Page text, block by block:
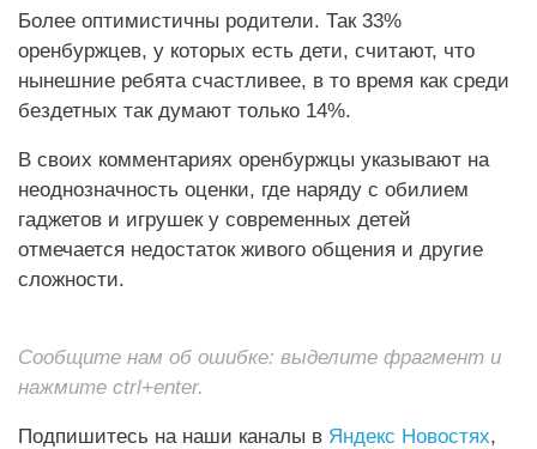
Более оптимистичны родители. Так 33%
оренбуржцев, у которых есть дети, считают, что
нынешние ребята счастливее, в то время как среди
бездетных так думают только 14%.
В своих комментариях оренбуржцы указывают на
неоднозначность оценки, где наряду с обилием
гаджетов и игрушек у современных детей
отмечается недостаток живого общения и другие
сложности.
Сообщите нам об ошибке: выделите фрагмент и
нажмите ctrl+enter.
Подпишитесь на наши каналы в Яндекс Новостях,